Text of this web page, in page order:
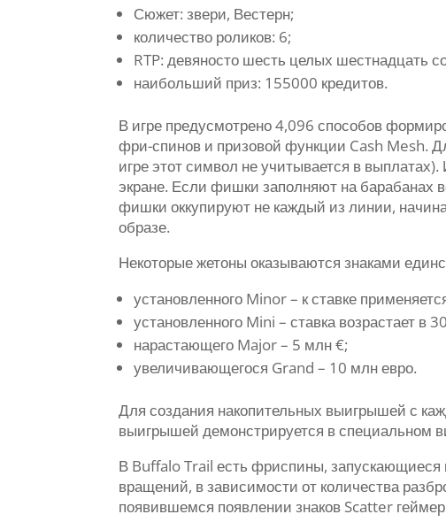
Сюжет: звери, Вестерн;
количество роликов: 6;
RTP: девяносто шесть целых шестнадцать
наибольший приз: 155000 кредитов.
В игре предусмотрено 4,096 способов
фри-спинов и призовой функции Cash Mesh.
игре этот символ не учитывается в
экране. Если фишки заполняют на барабанах
фишки оккупируют не каждый из линии,
образе.
Некоторые жетоны оказываются знаками
установленного Minor – к ставке
установленного Mini – ставка возрастает в
нарастающего Major – 5 млн €;
увеличивающегося Grand – 10 млн евро.
Для создания накопительных выигрышей с
выигрышей демонстрируется в специальном
В Buffalo Trail есть фриспины, запускающиеся
вращений, в зависимости от количества
появившемся появлении знаков Scatter